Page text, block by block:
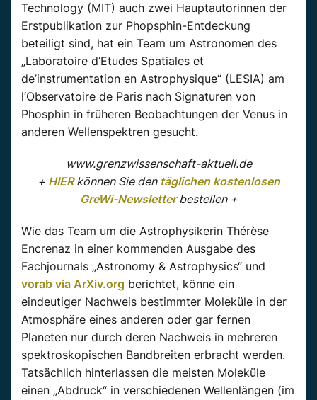
Technology (MIT) auch zwei Hauptautorinnen der
Erstpublikation zur Phopsphin-Entdeckung
beteiligt sind, hat ein Team um Astronomen des
„Laboratoire d’Etudes Spatiales et
de’instrumentation en Astrophysique“ (LESIA) am
l‘Observatoire de Paris nach Signaturen von
Phosphin in früheren Beobachtungen der Venus in
anderen Wellenspektren gesucht.
www.grenzwissenschaft-aktuell.de
+ HIERkönnen Sie den täglichen kostenlosen
GreWi-Newsletterbestellen +
Wie das Team um die Astrophysikerin Thérèse
Encrenaz in einer kommenden Ausgabe des
Fachjournals „Astronomy & Astrophysics“ und
vorab via ArXiv.org berichtet, könne ein
eindeutiger Nachweis bestimmter Moleküle in der
Atmosphäre eines anderen oder gar fernen
Planeten nur durch deren Nachweis in mehreren
spektroskopischen Bandbreiten erbracht werden.
Tatsächlich hinterlassen die meisten Moleküle
einen „Abdruck“ in verschiedenen Wellenlängen (im